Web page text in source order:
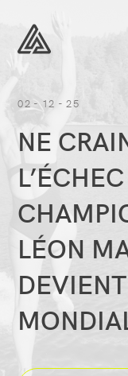
Actualité
All
NE
CRAINS
JAMAIS
QUADRUPLE
CHAMPION
OLYMPIQUE
LÉON
DEVIENT
AMBASSADEUR
SPEEDO
02 - 12 - 25
NE
LÉON